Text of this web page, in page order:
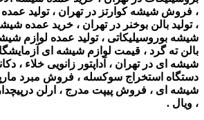
، فروش شیشه کوارتز در تهران ، تولید عمده
، تولید بالن بوخنر در تهران ، خرید عمده
شیشه بوروسیلیکاتی ،تولید عمده لوازم
بالن ته گرد ، قیمت لوازم شیشه ای
شیشه ای در تهران ، آداپتور زانویی خلاء ،
دستگاه استخراج سوکسله ، فروش مبرد
شیشه ای ، فروش پیپت مدرج ، ارلن
، ویال .